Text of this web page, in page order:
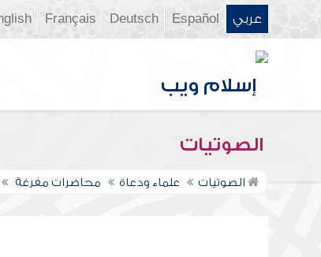
عربي Español
Deutsch
Français
الصوتيات
الصوتيات علماء ودعاة محاضرات مفرغة